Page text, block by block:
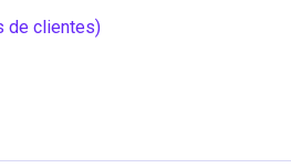
de clientes)